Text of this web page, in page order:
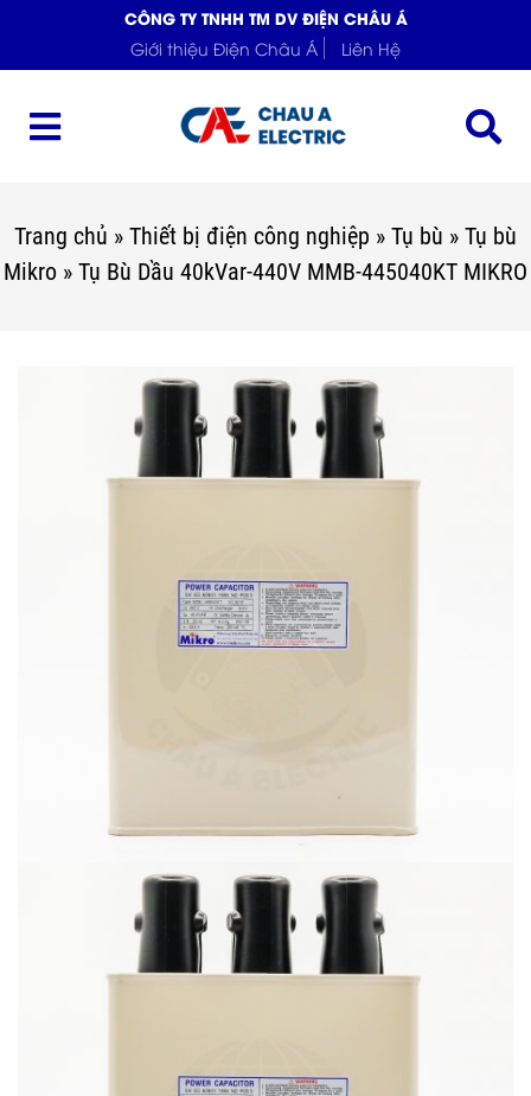
CÔNG TY TNHH TM DV ĐIỆN CHÂU Á
Giới thiệu Điện Châu Á
Liên Hệ
Trang chủ » Thiết bị điện công nghiệp » Tụ bù » Tụ bù
Mikro » Tụ Bù Dầu 40kVar-440V MMB-445040KT MIKRO